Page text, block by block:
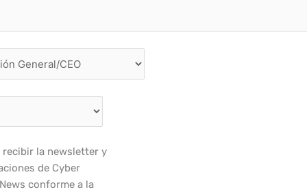
recibir la newsletter y
de Cyber
conforme a la